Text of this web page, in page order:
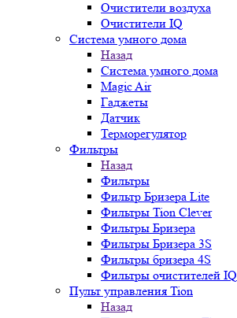
Очистители воздуха
Очистители IQ
Система умного дома
Назад
Система умного дома
Magic Air
Гаджеты
Датчик
Терморегулятор
Фильтры
Назад
Фильтры
Фильтр Бризера Lite
Фильтры Tion Clever
Фильтры Бризера
Фильтры Бризера 3S
Фильтры бризера 4S
Фильтры очистителей IQ
Пульт управления Tion
Назад